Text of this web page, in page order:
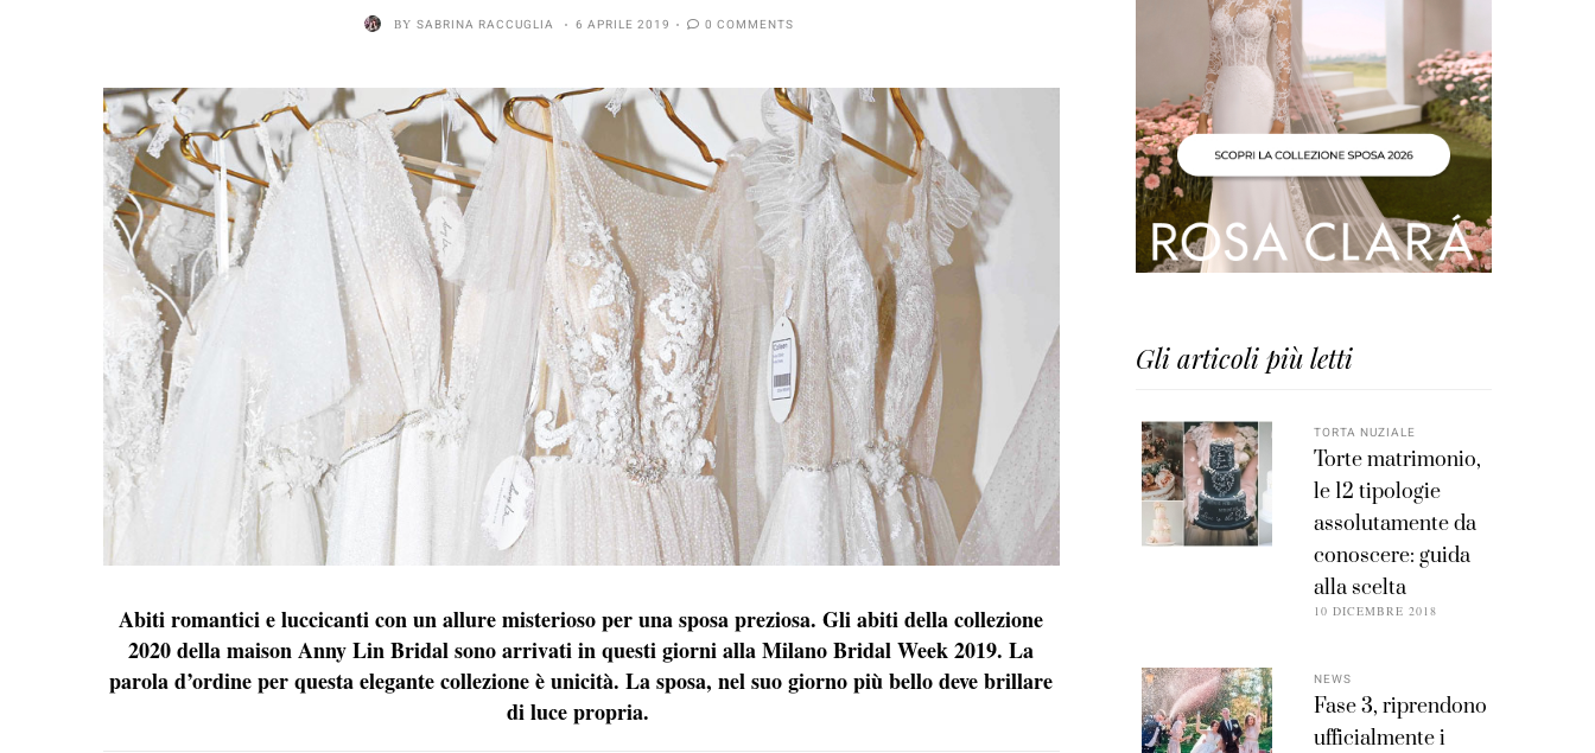
BY SABRINA RACCUGLIA 6 APRILE 2019 0 COMMENTS
Abiti romantici e luccicanti con un allure misterioso per una sposa preziosa. Gli abiti della collezione
2020 della maison Anny Lin Bridal sono arrivati in questi giorni alla Milano Bridal Week 2019. La
parola d’ordine per questa elegante collezione è unicità. La sposa, nel suo giorno più bello deve brillare
di luce propria.
Gli articoli più letti
TORTA NUZIALE
Torte matrimonio,
le 12 tipologie
assolutamente da
conoscere: guida
alla scelta
10 DICEMBRE 2018
NEWS
Fase 3, riprendono
ufficialmente i